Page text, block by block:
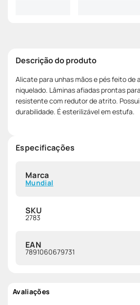
Descrição do produto
Alicate para unhas mãos e pés feito de
niquelado. Lâminas afiadas prontas
resistente com redutor de atrito.
durabilidade. É esterilizável em estufa.
Especificações
Marca
Mundial
SKU
2783
EAN
7891060679731
Avaliações